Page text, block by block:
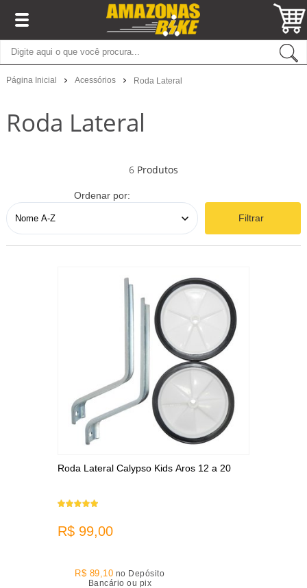
Página Inicial Acessórios Roda Lateral
Roda Lateral
6
Ordenar por:
Filtrar
Roda Lateral Calypso Kids Aros 12 a 20
R$ 99,00
R$ 89,10 no Depósito
Bancário ou pix